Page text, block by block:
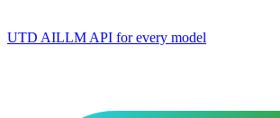
UTD AILLM API for every model